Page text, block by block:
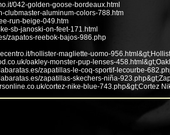
042-golden-goose-bordeaux.html
clubmaster-aluminum-colors-788.htm
run-beige-049.htm
sb-janoski-on-feet-171.html
zapatos-reebok-bajos-986.php
hollister-magliette-uomo-
oakley-monster-pup-lenses-
zapatillas-le-coq-sportif-lecourbe-
zapatillas-skechers-niña-
cortez-nike-blue-743.php&gt;Cortez